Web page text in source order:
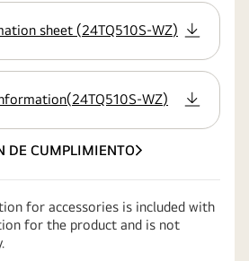
sheet (24TQ510S-WZ)
(24TQ510S-WZ)
DE CUMPLIMIENTO
for accessories is included with
for the product and is not